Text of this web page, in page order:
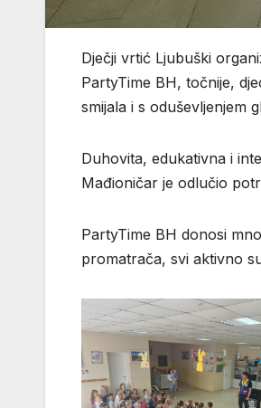
Dječji vrtić Ljubuški
PartyTime BH, točnije,
smijala i s oduševljenjem
Duhovita, edukativna i
Mađioničar je odlučio
PartyTime BH donosi
promatrača, svi aktivno